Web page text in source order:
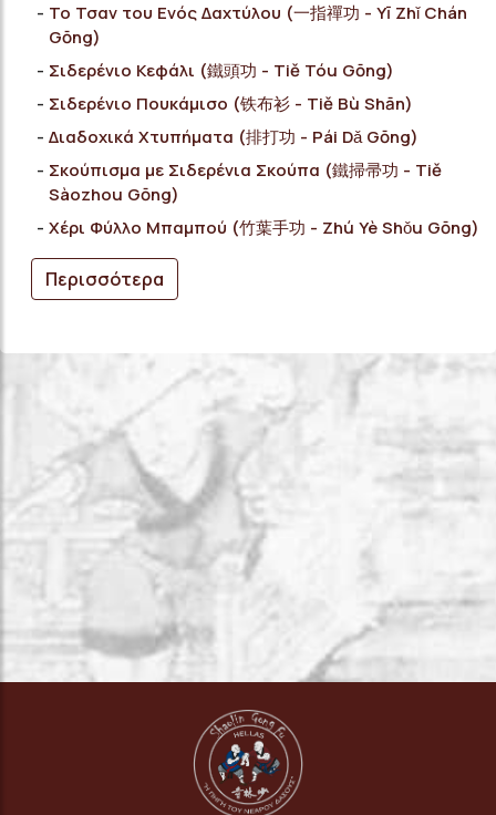
Το Τσαν του Ενός Δαχτύλου (一指禪功 - Yī Zhǐ Chán
Gōng)
Σιδερένιο Κεφάλι (鐵頭功 - Tiě Tóu Gōng)
Σιδερένιο Πουκάμισο (铁布衫 - Tiě Bù Shān)
Διαδοχικά Χτυπήματα (排打功 - Pái Dǎ Gōng)
Σκούπισμα με Σιδερένια Σκούπα (鐵掃帚功 - Tiě
Sàozhou Gōng)
Χέρι Φύλλο Μπαμπού (竹葉手功 - Zhú Yè Shǒu Gōng)
Περισσότερα